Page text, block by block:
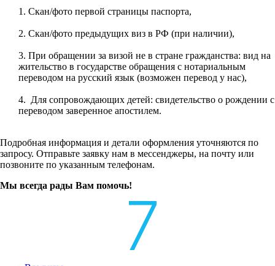
1. Скан/фото первой страницы паспорта,
2. Скан/фото предыдущих виз в РФ (при наличии),
3. При обращении за визой не в стране гражданства: вид на
жительство в государстве обращения с нотариальным
переводом на русский язык (возможен перевод у нас),
4. Для сопровождающих детей: свидетельство о рождении с
переводом заверенное апостилем.
Подробная информация и детали оформления уточняются по
запросу. Отправьте заявку нам в мессенджеры, на почту или
позвоните по указанным телефонам.
Мы всегда рады Вам помочь!